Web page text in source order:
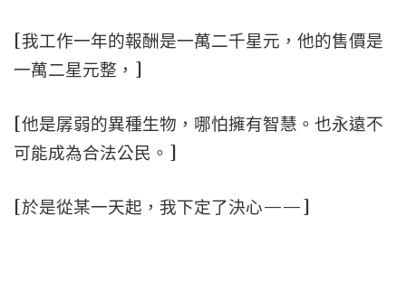
[我工作一年的報酬是一萬二千星元，他的售價是
一萬二星元整，]
[他是孱弱的異種生物，哪怕擁有智慧。也永遠不
可能成為合法公民。]
[於是從某一天起，我下定了決心——]